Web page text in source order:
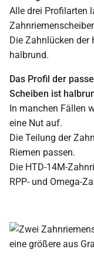
Alle drei Profilarten
Die Zahnlücken der
halbrund.
Das Profil der
Scheiben ist
In manchen Fällen
eine Nut auf.
Die Teilung der
Riemen passen.
Die HTD-14M-
RPP- und Omega-